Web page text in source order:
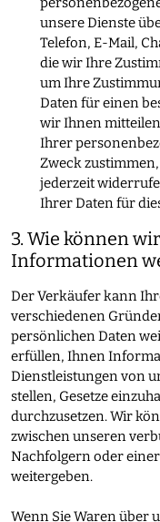
unsere Dienste
Telefon, E-Mail,
die wir Ihre
um Ihre
Daten für einen
wir Ihnen
Ihrer
Zweck
jederzeit
Ihrer Daten für
3. Wie können
Informationen
Der Verkäufer kann
verschiedenen
persönlichen Daten
erfüllen, Ihnen
Dienstleistungen von
stellen, Gesetze
durchzusetzen. Wir
zwischen unseren
Nachfolgern oder
weitergeben.
Wenn Sie Waren über